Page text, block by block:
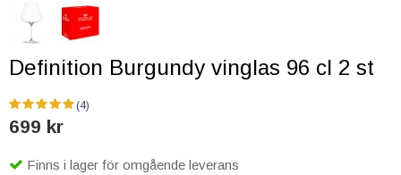
Definition Burgundy vinglas 96 cl 2 st
(4)
699 kr
Finns i lager för omgående leverans